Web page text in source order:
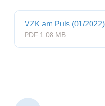
VZK am Puls (01/2022)
PDF 1.08 MB